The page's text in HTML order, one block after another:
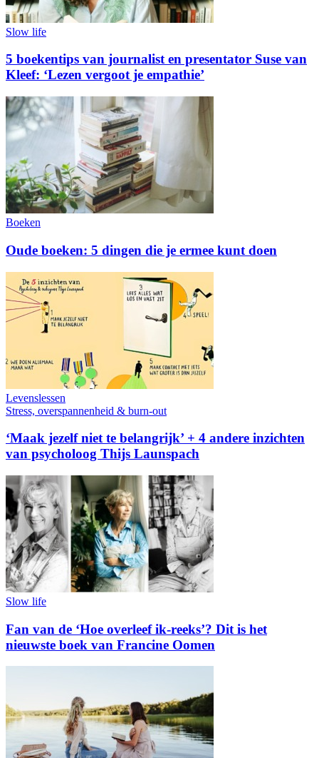
Slow life
5 boekentips van journalist en presentator Suse van
Kleef: ‘Lezen vergoot je empathie’
Boeken
Oude boeken: 5 dingen die je ermee kunt doen
Levenslessen
Stress, overspannenheid & burn-out
‘Maak jezelf niet te belangrijk’ + 4 andere inzichten
van psycholoog Thijs Launspach
Slow life
Fan van de ‘Hoe overleef ik-reeks’? Dit is het
nieuwste boek van Francine Oomen